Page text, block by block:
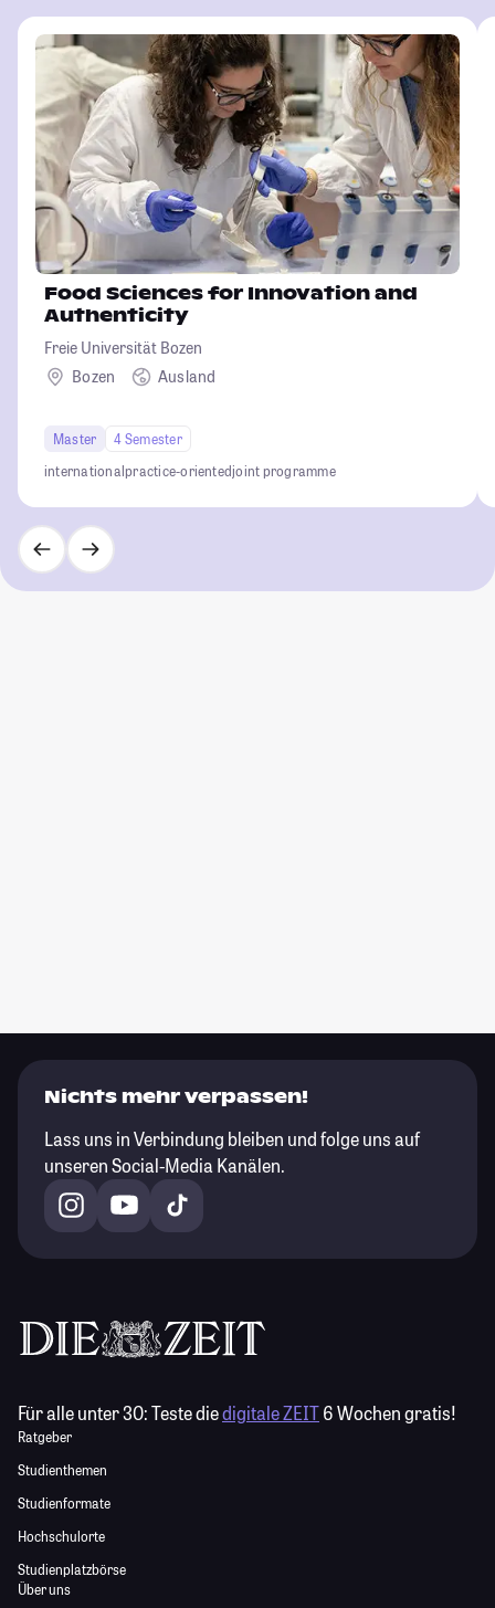
Food Sciences for Innovation and
Authenticity
Freie Universität Bozen
Bozen
Ausland
Master
4 Semester
internationalpractice-orientedjoint programme
Nichts mehr verpassen!
Lass uns in Verbindung bleiben und folge uns auf
unseren Social-Media Kanälen.
Für alle unter 30:Teste diedigitale ZEIT6 Wochen gratis!
Ratgeber
Studienthemen
Studienformate
Hochschulorte
Studienplatzbörse
Über uns